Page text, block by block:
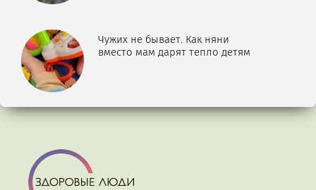
Чужих не бывает. Как няни
вместо мам дарят тепло детям